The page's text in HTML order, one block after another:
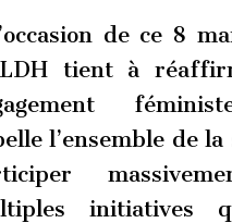
de ce 8
tient à
l’ensemble de la
initiatives